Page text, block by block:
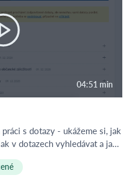
04:51 min
s dotazy - ukážeme si, jak
v dotazech vyhledávat a jak